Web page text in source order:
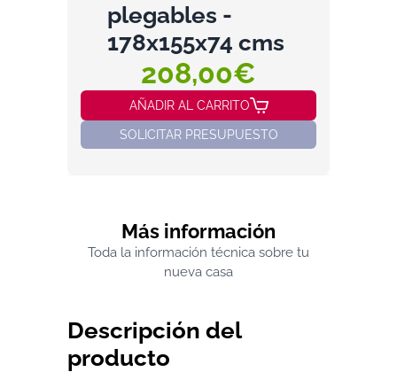
plegables -
178x155x74 cms
208,00€
AÑADIR AL CARRITO
SOLICITAR PRESUPUESTO
Más información
Toda la información técnica sobre tu
nueva casa
Descripción del
producto